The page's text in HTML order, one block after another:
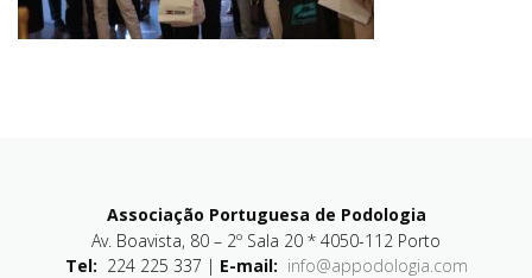
Associação Portuguesa de Podologia
Av. Boavista, 80 – 2º Sala 20 * 4050-112 Porto
Tel: 224 225 337 | E-mail: info@appodologia.com